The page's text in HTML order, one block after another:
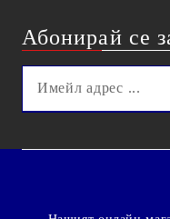
Абонирай се